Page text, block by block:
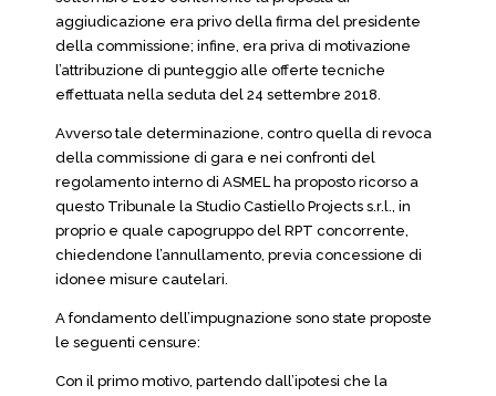
aggiudicazione era privo della firma del presidente
della commissione; infine, era priva di motivazione
l’attribuzione di punteggio alle offerte tecniche
effettuata nella seduta del 24 settembre 2018.
Avverso tale determinazione, contro quella di revoca
della commissione di gara e nei confronti del
regolamento interno di ASMEL ha proposto ricorso a
questo Tribunale la Studio Castiello Projects s.r.l., in
proprio e quale capogruppo del RPT concorrente,
chiedendone l’annullamento, previa concessione di
idonee misure cautelari.
A fondamento dell’impugnazione sono state proposte
le seguenti censure:
Con il primo motivo, partendo dall’ipotesi che la